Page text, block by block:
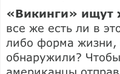
«Викинги» ищут
все же есть ли в
либо форма
обнаружили?